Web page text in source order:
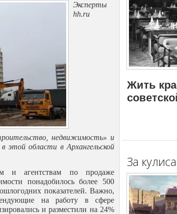
Эксперты
hh.ru
недвижимость» и
этой области в Архангельской
и агентствам по продаже
понадобилось более 500
показателей. Важно,
на работу в сфере
и разместили на 24%
Жить
За